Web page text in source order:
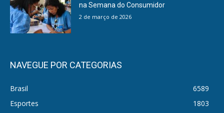
na Semana do Consumidor
2 de março de 2026
NAVEGUE POR CATEGORIAS
Brasil
6589
Esportes
1803